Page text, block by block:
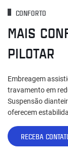
CONFORTO
MAIS
PILOTAR
Embreagem
travamento em
Suspensão
oferecem
RECEBA